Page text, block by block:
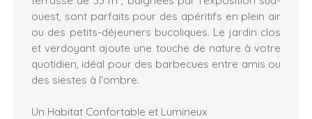
ouest , sont parfaits pour des apéritifs en plein air
ou des petits-déjeuners bucoliques. Le jardin clos
et verdoyant ajoute une touche de nature à votre
quotidien, idéal pour des barbecues entre amis ou
des siestes à l'ombre.
Un Habitat Confortable et Lumineux